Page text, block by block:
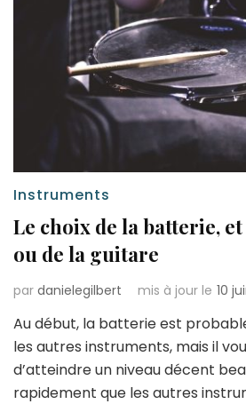
Instruments
Le choix de la batterie,
ou de la guitare
par danielegilbert mis à jour le 10
Au début, la batterie est
les autres instruments, mais il
d’atteindre un niveau décent
rapidement que les autres